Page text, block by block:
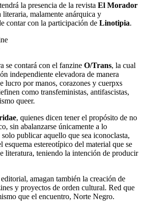
la presencia de la revista El Morador
literaria, malamente anárquica y
contar con la participación de Linotipia.
se contará con el fanzine O/Trans, la cual
independiente elevadora de manera
lucro por manos, corazones y cuerpxs
como transfeministas, antifascistas,
queer.
, quienes dicen tener el propósito de no
sin abalanzarse únicamente a lo
publicar aquello que sea iconoclasta,
esquema estereotípico del material que se
literatura, teniendo la intención de producir
amagan también la creación de
y proyectos de orden cultural. Red que
que el encuentro, Norte Negro.